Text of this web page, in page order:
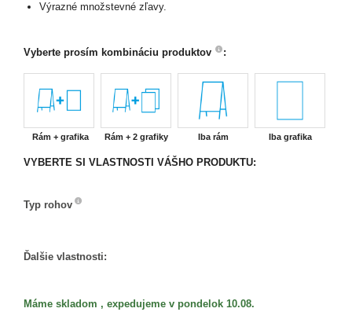
Výrazné množstevné zľavy.
Vyberte prosím kombináciu produktov :
Rám + grafika Rám + 2 grafiky Iba rám Iba grafika
VYBERTE SI VLASTNOSTI VÁŠHO PRODUKTU:
Typ rohov
rohov
Ďalšie vlastnosti:
Máme skladom , expedujeme v pondelok 10.08.